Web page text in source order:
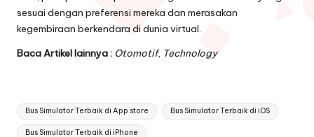
sesuai dengan preferensi mereka dan merasakan
kegembiraan berkendara di dunia virtual.
Baca Artikel lainnya : Otomotif, Technology
Tags:
Bus Simulator Terbaik di App store Bus Simulator Terbaik di iOS
Bus Simulator Terbaik di iPhone